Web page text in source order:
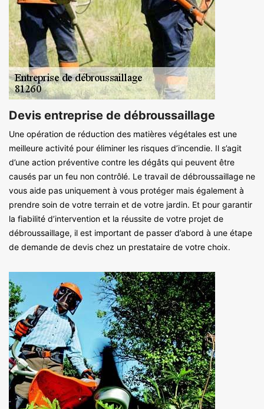
Devis entreprise de débroussaillage
Une opération de réduction des matières végétales est une
meilleure activité pour éliminer les risques d’incendie. Il s’agit
d’une action préventive contre les dégâts qui peuvent être
causés par un feu non contrôlé. Le travail de débroussaillage ne
vous aide pas uniquement à vous protéger mais également à
prendre soin de votre terrain et de votre jardin. Et pour garantir
la fiabilité d’intervention et la réussite de votre projet de
débroussaillage, il est important de passer d’abord à une étape
de demande de devis chez un prestataire de votre choix.